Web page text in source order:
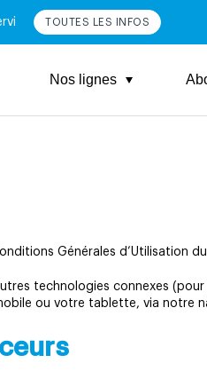
TOUTES LES INFOS
Nos lignes
Générales d’Utilisation
technologies connexes
ou votre tablette, via notre